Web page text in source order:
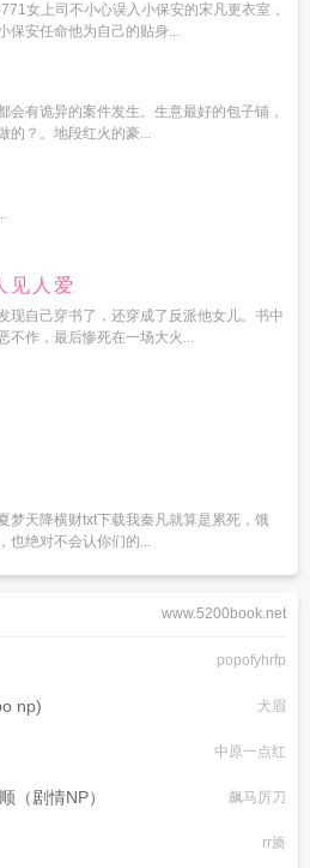
女上司不小心误入小保安的宋凡更衣室，
保安任命他为自己的贴身...
会有诡异的案件发生。生意最好的包子铺，
的？。地段红火的豪...
见人爱
现自己穿书了，还穿成了反派他女儿。书中
不作，最后惨死在一场大火...
梦天降横财txt下载我秦凡就算是累死，饿
也绝对不会认你们的...
www.5200book.net
popofyhrfp
np) 犬眉
中原一点红
（剧情NP） 飙马厉刀
rr旖